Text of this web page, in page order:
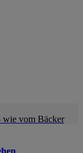
wie vom Bäcker